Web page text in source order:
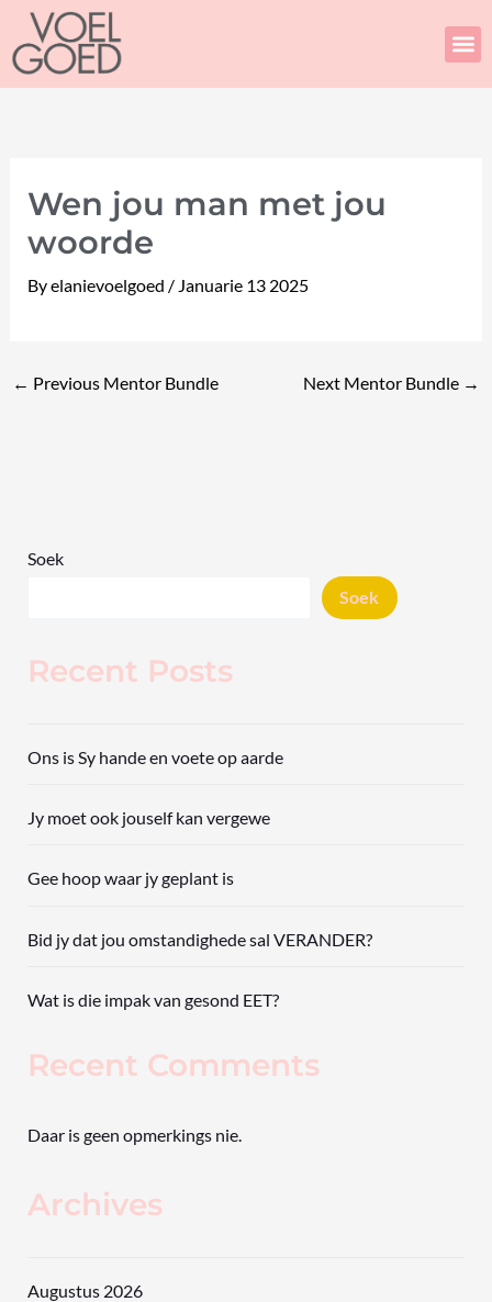
Skip
content
Wen jou man met jou
woorde
Byelanievoelgoed / Januarie 13 2025
← Previous Mentor Bundle Next Mentor Bundle →
Soek
Soek
Recent Posts
Ons is Sy hande en voete op aarde
Jy moet ook jouself kan vergewe
Gee hoop waar jy geplant is
Bid jy dat jou omstandighede sal VERANDER?
Wat is die impak van gesond EET?
Recent Comments
Daar is geen opmerkings nie.
Archives
Augustus 2026